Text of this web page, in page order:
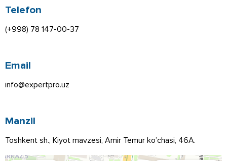
Telefon
(+998) 78 147-00-37
Email
info@expertpro.uz
Manzil
Toshkent sh., Kiyot mavzesi, Amir Temur ko’chasi, 46A.